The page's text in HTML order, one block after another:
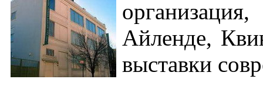
Айленде,
выставки